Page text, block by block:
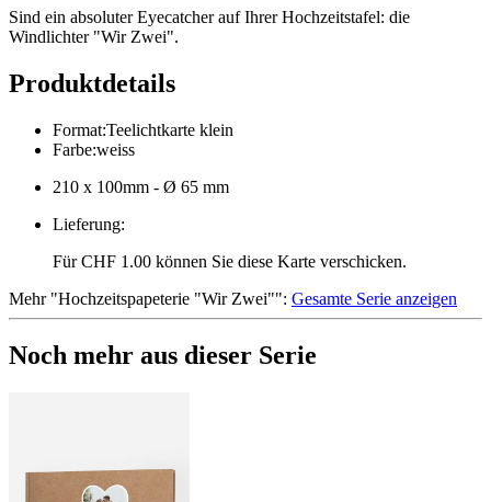
Sind ein absoluter Eyecatcher auf Ihrer Hochzeitstafel: die
Windlichter "Wir Zwei".
Produktdetails
Format:Teelichtkarte klein
Farbe:weiss
210 x 100mm - Ø 65 mm
Lieferung:
Für CHF 1.00 können Sie diese Karte verschicken.
Mehr"Hochzeitspapeterie "Wir Zwei"": Gesamte Serie anzeigen
Noch mehr aus dieser Serie